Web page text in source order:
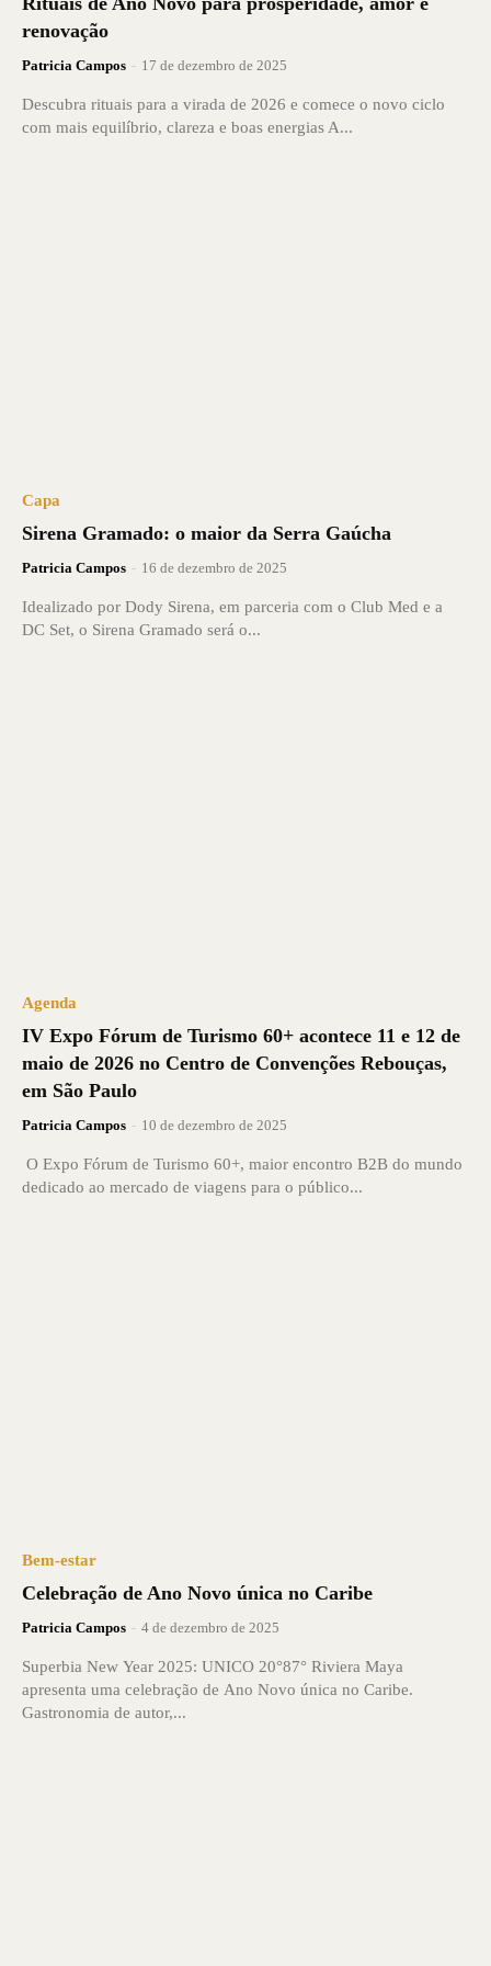
renovação
Patricia Campos - 17 de dezembro de 2025
Descubra rituais para a virada de 2026 e comece o novo ciclo
com mais equilíbrio, clareza e boas energias A...
Capa
Sirena Gramado: o maior da Serra Gaúcha
Patricia Campos - 16 de dezembro de 2025
Idealizado por Dody Sirena, em parceria com o Club Med e a
DC Set, o Sirena Gramado será o...
Agenda
IV Expo Fórum de Turismo 60+ acontece 11 e 12 de
maio de 2026 no Centro de Convenções Rebouças,
em São Paulo
Patricia Campos - 10 de dezembro de 2025
O Expo Fórum de Turismo 60+, maior encontro B2B do mundo
dedicado ao mercado de viagens para o público...
Bem-estar
Celebração de Ano Novo única no Caribe
Patricia Campos - 4 de dezembro de 2025
Superbia New Year 2025: UNICO 20°87° Riviera Maya
apresenta uma celebração de Ano Novo única no Caribe.
Gastronomia de autor,...